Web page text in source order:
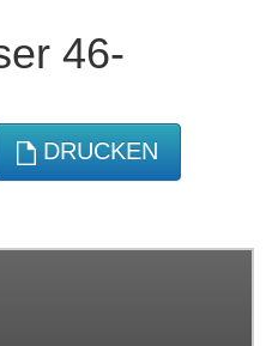
46-
DRUCKEN